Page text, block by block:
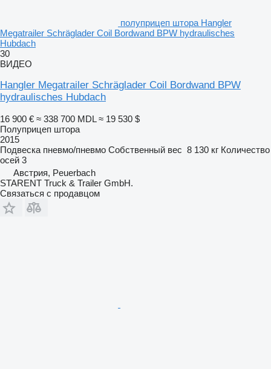
полуприцеп штора Hangler
Megatrailer Schräglader Coil Bordwand BPW hydraulisches
Hubdach
30
ВИДЕО
Hangler Megatrailer Schräglader Coil Bordwand BPW
hydraulisches Hubdach
16 900 € ≈ 338 700 MDL ≈ 19 530 $
Полуприцеп штора
2015
Подвеска пневмо/пневмо Собственный вес 8 130 кг Количество
осей 3
Австрия, Peuerbach
STARENT Truck & Trailer GmbH.
Связаться с продавцом